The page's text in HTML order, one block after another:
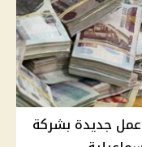
توفير 100 فرصة عمل جديدة بشركة